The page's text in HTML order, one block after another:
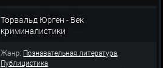
Торвальд Юрген - Век
криминалистики
Жанр: Познавательная литература,
Публицистика